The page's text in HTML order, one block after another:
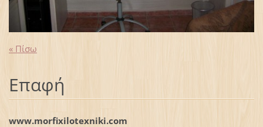
« Πίσω
Επαφή
www.morfixilotexniki.com